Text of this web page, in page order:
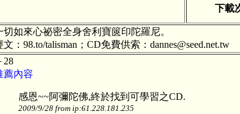
下載
切如來心祕密全身舍利寶篋印陀羅尼。
文：98.to/talisman；CD免費供索：dannes@seed.net.tw
28
薦內容
感恩~~阿彌陀佛,終於找到可學習之CD.
2009/9/28 from ip:61.228.181.235